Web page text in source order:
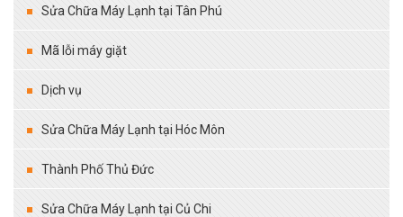
Sửa Chữa Máy Lạnh tại Tân Phú
Mã lỗi máy giặt
Dịch vụ
Sửa Chữa Máy Lạnh tại Hóc Môn
Thành Phố Thủ Đức
Sửa Chữa Máy Lạnh tại Củ Chi